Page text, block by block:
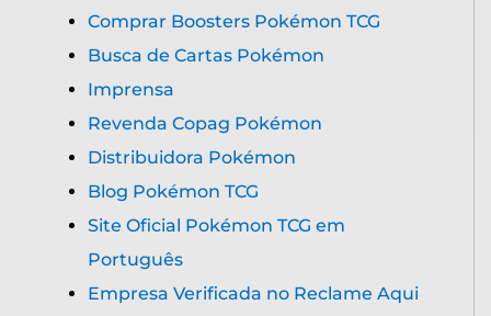
Comprar Boosters Pokémon TCG
Busca de Cartas Pokémon
Imprensa
Revenda Copag Pokémon
Distribuidora Pokémon
Blog Pokémon TCG
Site Oficial Pokémon TCG em
Português
Empresa Verificada no Reclame Aqui